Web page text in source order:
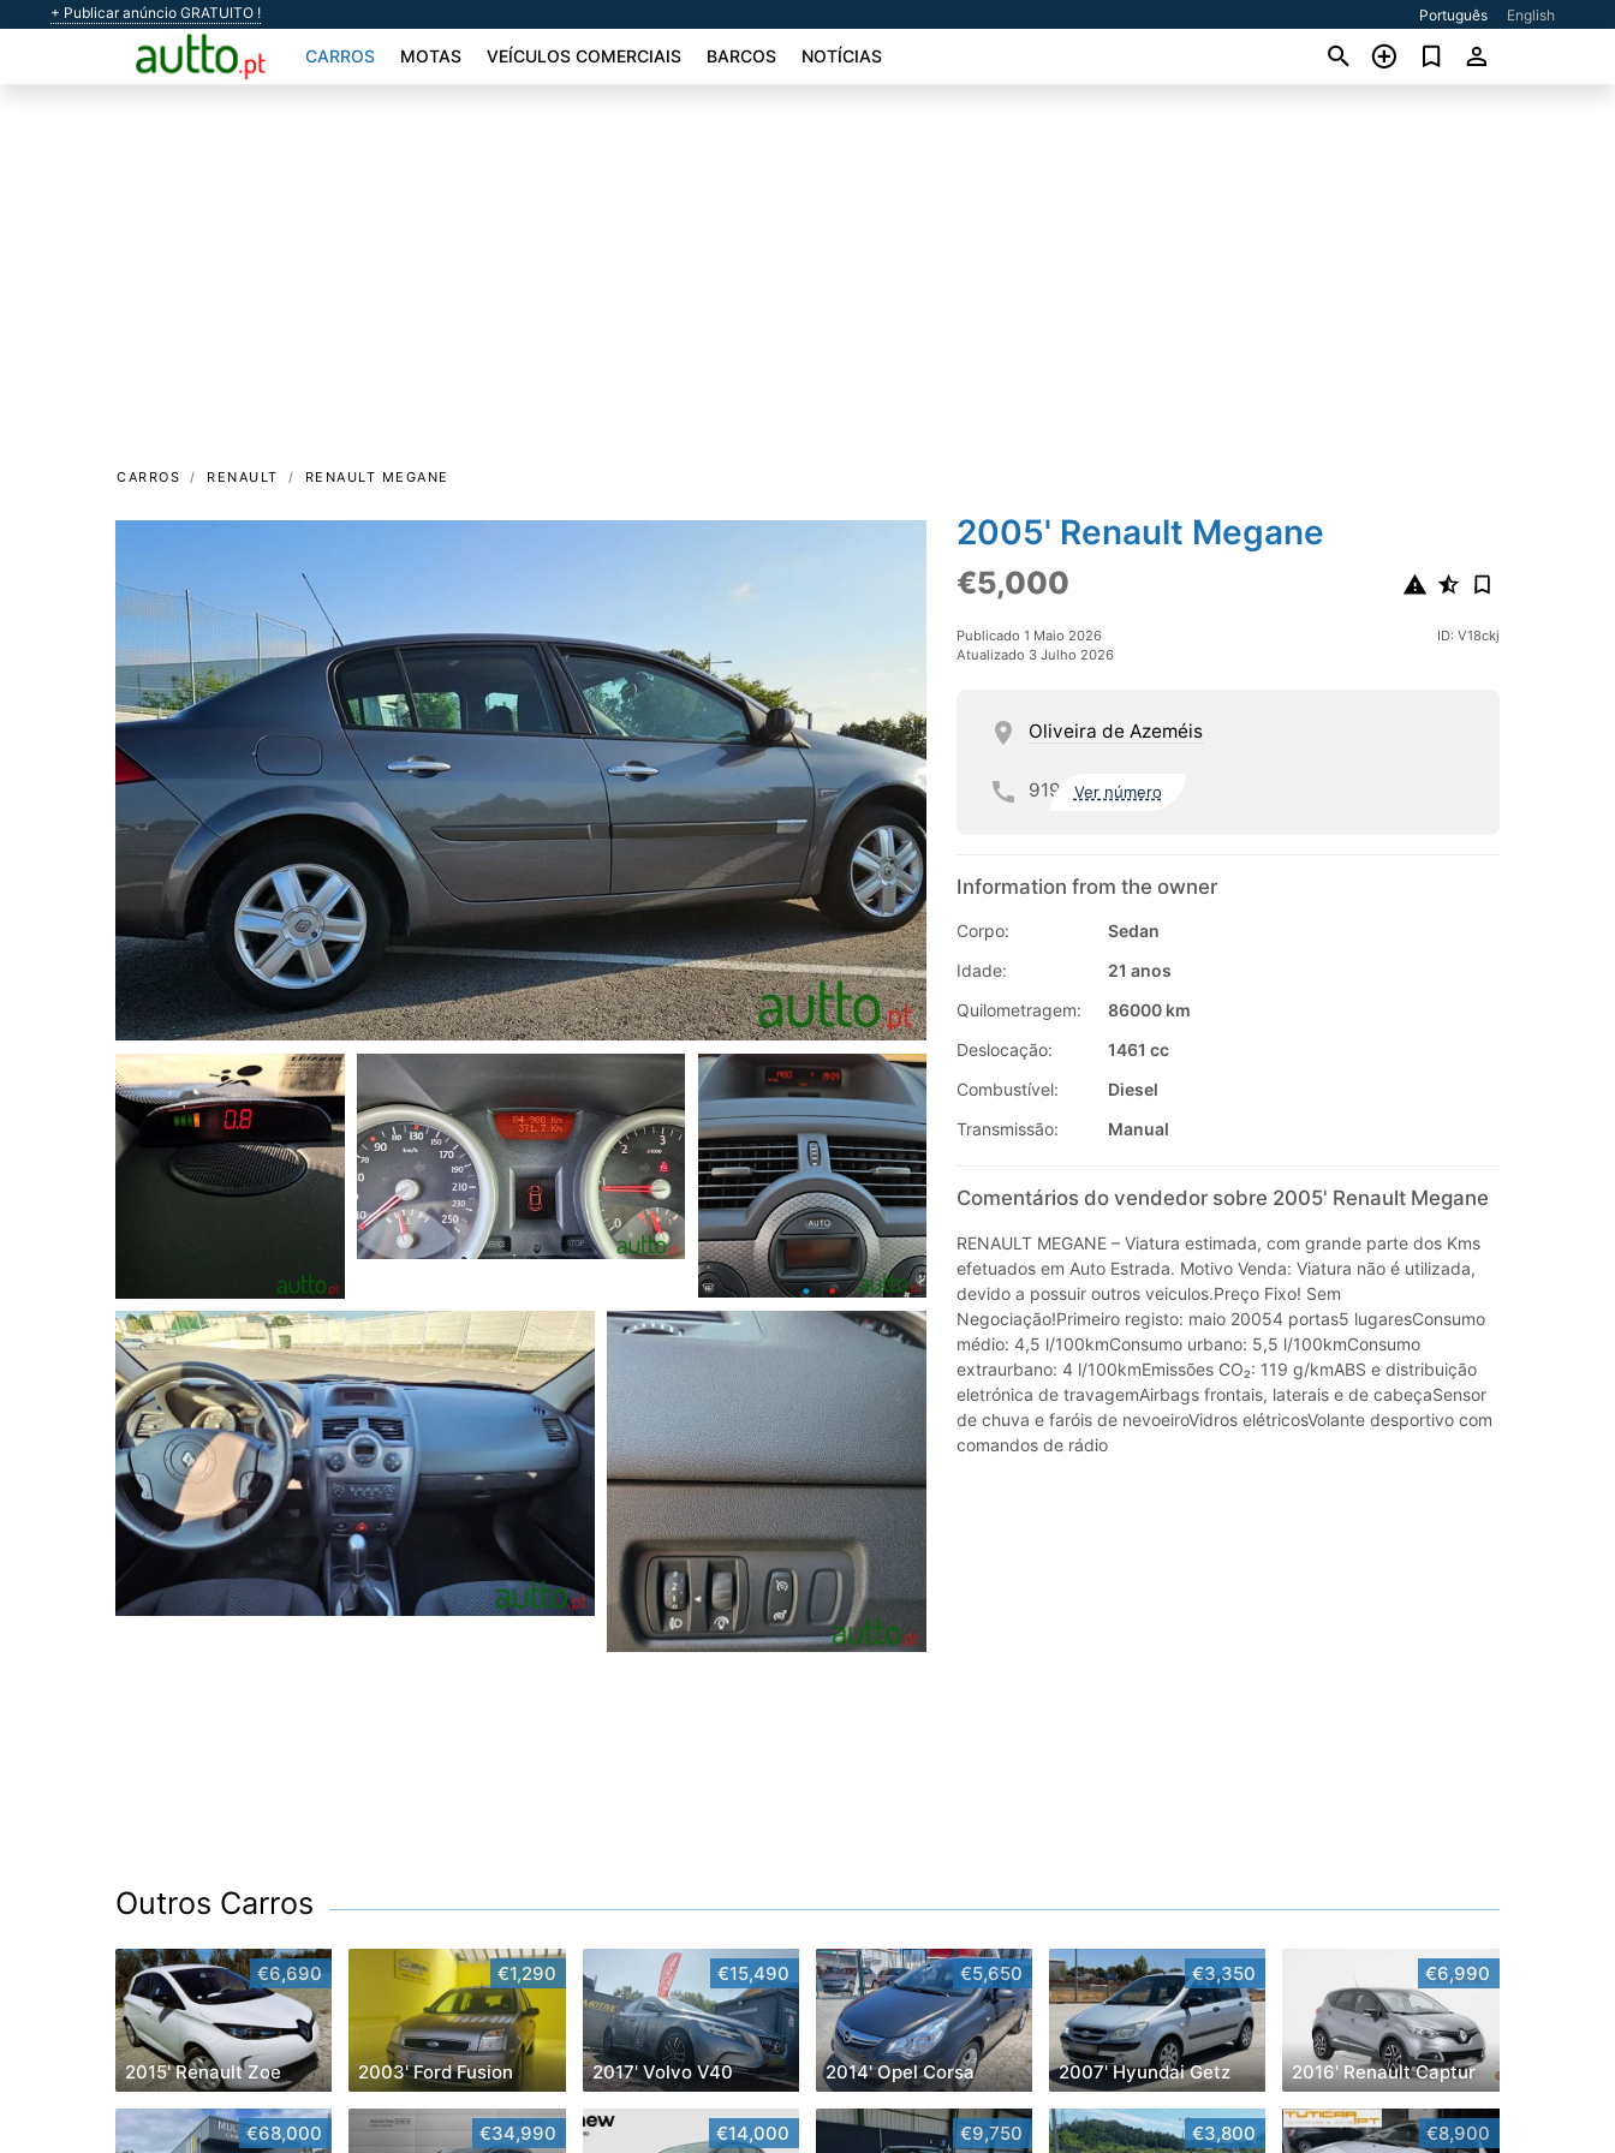
+ Publicar anúncio GRATUITO ! Português English
CARROS MOTAS VEÍCULOS COMERCIAIS BARCOS NOTÍCIAS
CARROS RENAULT RENAULT MEGANE
2005' Renault Megane
€5,000
Publicado 1 Maio 2026
Atualizado 3 Julho 2026
ID: V18ckj
Oliveira de Azeméis
919 Ver número
Information from the owner
Corpo:
Sedan
Idade:
21 anos
Quilometragem:
86000 km
Deslocação:
1461 cc
Combustível:
Diesel
Transmissão:
Manual
Comentários do vendedor sobre 2005' Renault Megane
RENAULT MEGANE – Viatura estimada, com grande parte dos Kms
efetuados em Auto Estrada. Motivo Venda: Viatura não é utilizada,
devido a possuir outros veiculos.Preço Fixo! Sem
Negociação!Primeiro registo: maio 20054 portas5 lugaresConsumo
médio: 4,5 l/100kmConsumo urbano: 5,5 l/100kmConsumo
extraurbano: 4 l/100kmEmissões CO₂: 119 g/kmABS e distribuição
eletrónica de travagemAirbags frontais, laterais e de cabeçaSensor
de chuva e faróis de nevoeiroVidros elétricosVolante desportivo com
comandos de rádio
Outros Carros
€6,690
2015' Renault Zoe
€1,290
2003' Ford Fusion
€15,490
2017' Volvo V40
€5,650
2014' Opel Corsa
€3,350
2007' Hyundai Getz
€6,990
2016' Renault Captur
€68,000 €34,990 €14,000 €9,750 €3,800 €8,900